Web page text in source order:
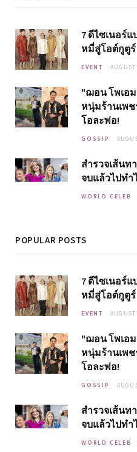
7 ดีไซเนอร์
หมี่สู่โอต์กูตูร์
EVENT
"ฌอน โพเอ
หนุ่มร้านเพช
โอละพ่อ!
GOSSIP
สำรวจเส้นท
จบแล้วไปทำ
WORLD CELEB
POPULAR POSTS
7 ดีไซเนอร์
หมี่สู่โอต์กูตูร์
EVENT
"ฌอน โพเอ
หนุ่มร้านเพช
โอละพ่อ!
GOSSIP
สำรวจเส้นท
จบแล้วไปทำ
WORLD CELEB